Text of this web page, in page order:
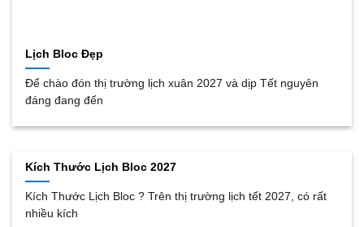
Lịch Bloc Đẹp
Để chào đón thị trường lịch xuân 2027 và dịp Tết nguyên
đáng đang đến
Kích Thước Lịch Bloc 2027
Kích Thước Lịch Bloc ? Trên thị trường lịch tết 2027, có rất
nhiều kích